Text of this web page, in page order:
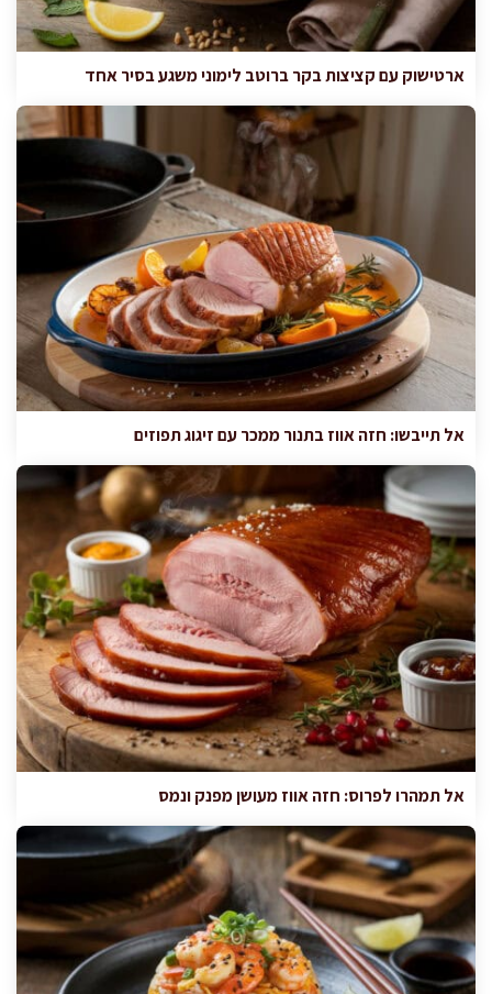
ארטישוק עם קציצות בקר ברוטב לימוני משגע בסיר אחד
אל תייבשו: חזה אווז בתנור ממכר עם זיגוג תפוזים
אל תמהרו לפרוס: חזה אווז מעושן מפנק ונמס